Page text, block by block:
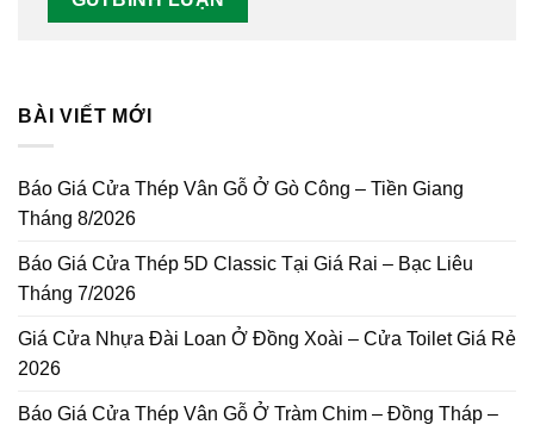
BÀI VIẾT MỚI
Báo Giá Cửa Thép Vân Gỗ Ở Gò Công – Tiền Giang
Tháng 8/2026
Báo Giá Cửa Thép 5D Classic Tại Giá Rai – Bạc Liêu
Tháng 7/2026
Giá Cửa Nhựa Đài Loan Ở Đồng Xoài – Cửa Toilet Giá Rẻ
2026
Báo Giá Cửa Thép Vân Gỗ Ở Tràm Chim – Đồng Tháp –